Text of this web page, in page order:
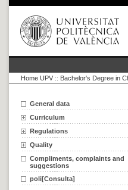
Home UPV :: Bachelor's Degree in
General data
Curriculum
Regulations
Quality
Compliments, complaints and
suggestions
poli[Consulta]